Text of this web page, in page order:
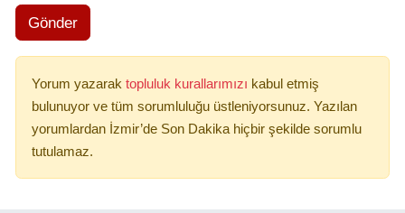
Gönder
Yorum yazarak topluluk kurallarımızı kabul etmiş
bulunuyor ve tüm sorumluluğu üstleniyorsunuz. Yazılan
yorumlardan İzmir’de Son Dakika hiçbir şekilde sorumlu
tutulamaz.